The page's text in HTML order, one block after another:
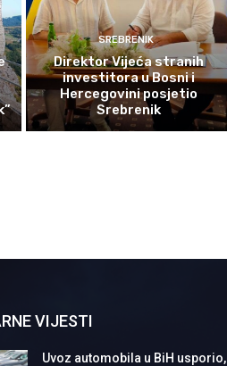
SREBRENIK
Direktor Vijeća stranih
investitora u Bosni i
Hercegovini posjetio
Srebrenik
VIJESTI
Uvoz automobila u BiH usporio,